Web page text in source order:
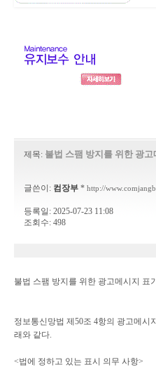
제목: 불법 스팸 방지를 위한 광고
글쓴이: 컴장부 * http://
등록일: 2025-07-23 11:08
조회수: 498
불법 스팸 방지를 위한 광고메시지 표
정보통신망법 제50조 4항의 광고메시
래와 같다.
<법에 정하고 있는 표시 의무 사항>